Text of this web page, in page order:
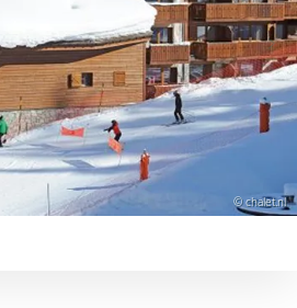
© chalet.nl